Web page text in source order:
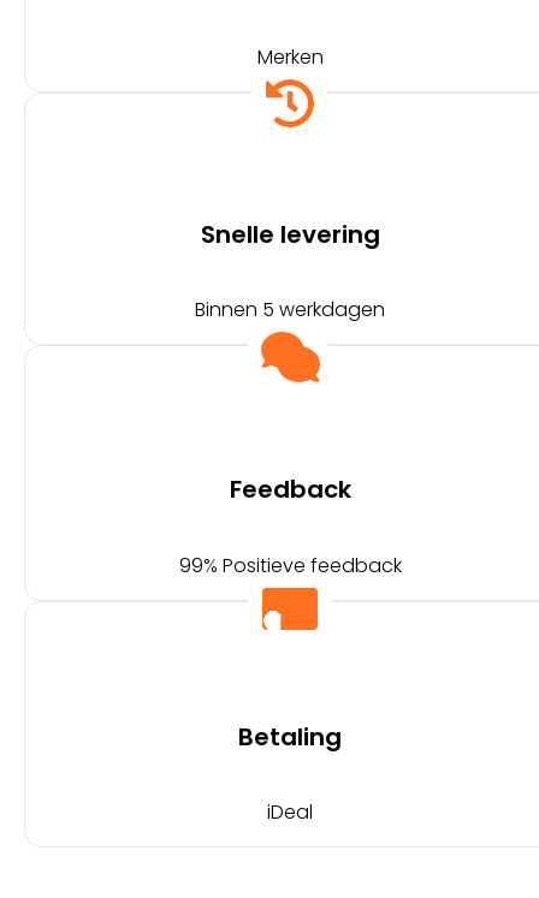
Merken
Snelle levering
Binnen 5 werkdagen
Feedback
99% Positieve feedback
Betaling
iDeal